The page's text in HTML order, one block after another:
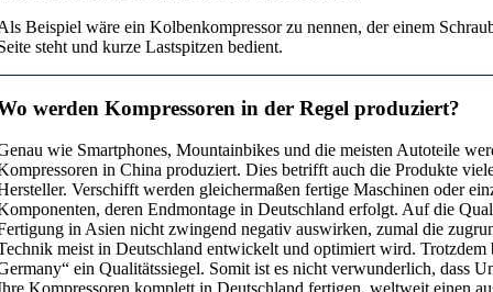
Beispiel wäre ein Kolbenkompressor zu nennen, der einem
steht und kurze Lastspitzen bedient.
werden Kompressoren in der Regel produziert?
wie Smartphones, Mountainbikes und die meisten Autoteile
in China produziert. Dies betrifft auch die Produkte
Verschifft werden gleichermaßen fertige Maschinen oder
deren Endmontage in Deutschland erfolgt. Auf die
in Asien nicht zwingend negativ auswirken, zumal die
meist in Deutschland entwickelt und optimiert wird. Trotzdem
ein Qualitätssiegel. Somit ist es nicht verwunderlich, dass